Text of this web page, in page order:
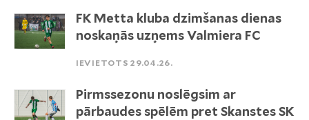
FK Metta kluba dzimšanas dienas
noskaņās uzņems Valmiera FC
IEVIETOTS 29.04.26.
Pirmssezonu noslēgsim ar
pārbaudes spēlēm pret Skanstes SK